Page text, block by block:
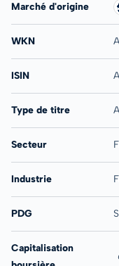
Marché d'origine
WKN
ISIN
Type de titre
Secteur
Industrie
PDG
Capitalisation